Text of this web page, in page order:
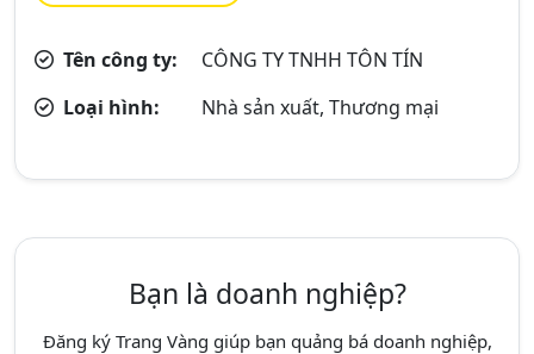
Tên công ty:
CÔNG TY TNHH TÔN TÍN
Loại hình:
Nhà sản xuất, Thương mại
Bạn là doanh nghiệp?
Đăng ký Trang Vàng giúp bạn quảng bá doanh nghiệp,